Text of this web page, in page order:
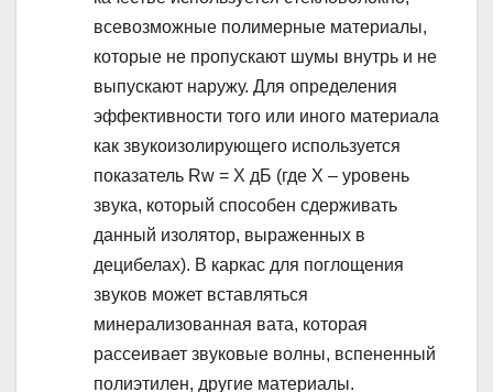
всевозможные полимерные материалы,
которые не пропускают шумы внутрь и не
выпускают наружу. Для определения
эффективности того или иного материала
как звукоизолирующего используется
показатель Rw = X дБ (где Х – уровень
звука, который способен сдерживать
данный изолятор, выраженных в
децибелах). В каркас для поглощения
звуков может вставляться
минерализованная вата, которая
рассеивает звуковые волны, вспененный
полиэтилен, другие материалы.